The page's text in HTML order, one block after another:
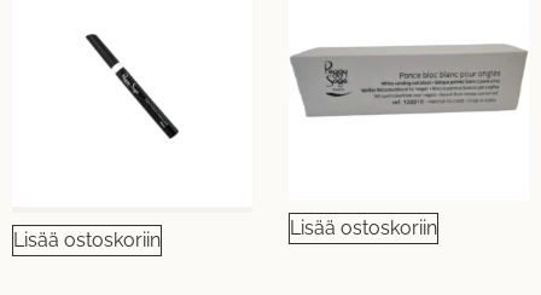
Lisää ostoskoriin
Lisää ostoskoriin